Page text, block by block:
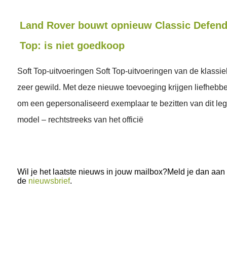
Land Rover bouwt opnieuw Classic
Top: is niet goedkoop
Soft Top-uitvoeringen Soft Top-uitvoeringen van de
zeer gewild. Met deze nieuwe toevoeging krijgen
om een gepersonaliseerd exemplaar te bezitten van dit
model – rechtstreeks van het officië
Wil je het laatste nieuws in jouw mailbox?Meld je dan aan
de nieuwsbrief.